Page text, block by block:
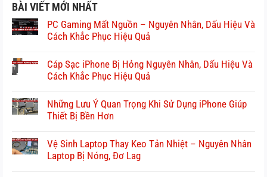
BÀI VIẾT MỚI NHẤT
PC Gaming Mất Nguồn – Nguyên Nhân, Dấu Hiệu Và
Cách Khắc Phục Hiệu Quả
Cáp Sạc iPhone Bị Hỏng Nguyên Nhân, Dấu Hiệu Và
Cách Khắc Phục Hiệu Quả
Những Lưu Ý Quan Trọng Khi Sử Dụng iPhone Giúp
Thiết Bị Bền Hơn
Vệ Sinh Laptop Thay Keo Tản Nhiệt – Nguyên Nhân
Laptop Bị Nóng, Đơ Lag